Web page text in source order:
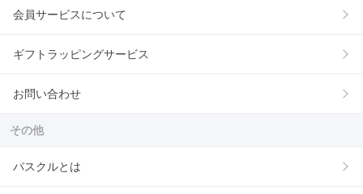
会員サービスについて
ギフトラッピングサービス
お問い合わせ
その他
パスクルとは